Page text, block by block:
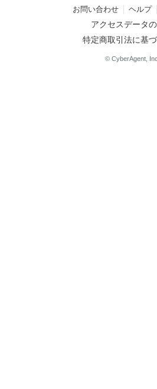
お問い合わせ ヘルプ
アクセスデータ
特定商取引法に基
© CyberAgent, Inc.